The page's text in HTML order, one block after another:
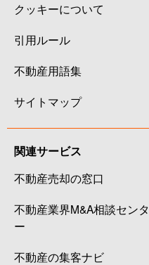
クッキーについて
引用ルール
不動産用語集
サイトマップ
関連サービス
不動産売却の窓口
不動産業界M&A相談センタ
ー
不動産の集客ナビ